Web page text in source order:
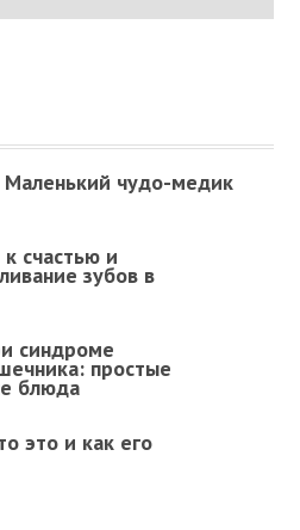
чудо-медик
счастью и
зубов в
синдроме
простые
блюда
это и как его